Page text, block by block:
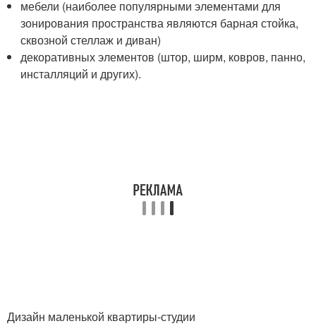
мебели (наиболее популярными элементами для
зонирования пространства являются барная стойка,
сквозной стеллаж и диван)
декоративных элементов (штор, ширм, ковров, панно,
инсталляций и других).
Дизайн маленькой квартиры-студии